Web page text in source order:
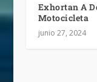
Exhortan A
Motocicleta
junio 27, 2024